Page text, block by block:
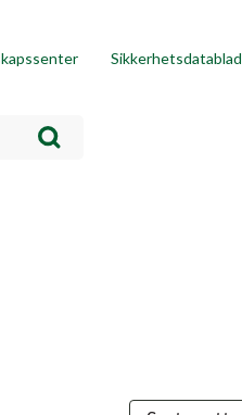
Sikkerhetsdatablad